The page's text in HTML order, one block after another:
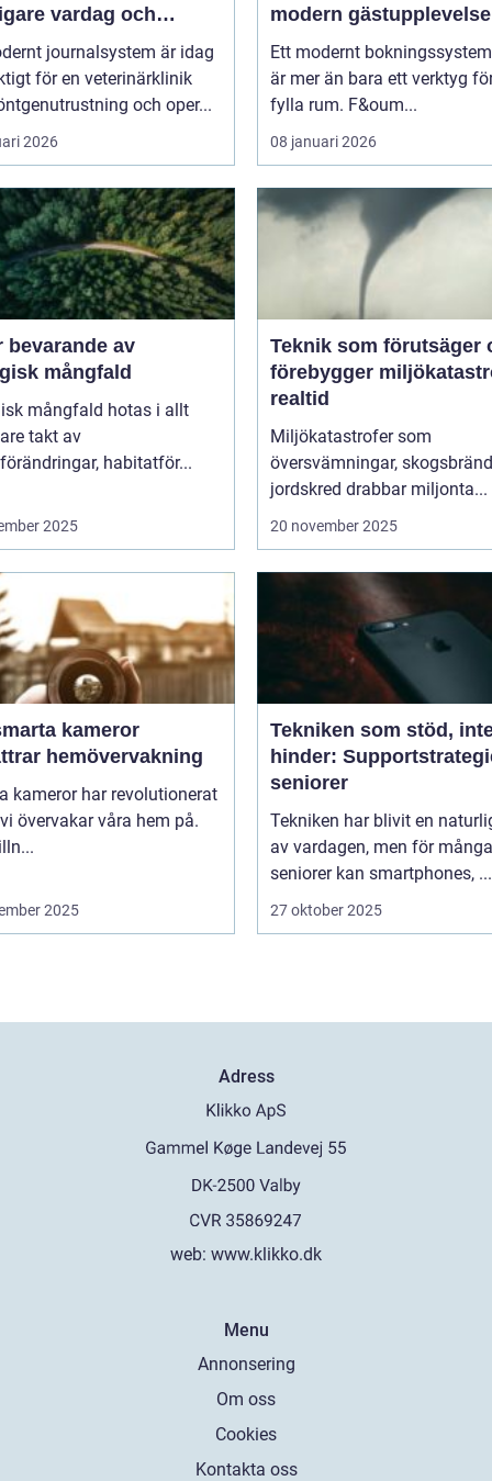
vardag och
vård
journalsystem är idag
för en veterinärklinik
och oper...
2026
modern gästupplevelse
Ett modernt
är mer än bara ett verktyg
fylla rum. F&oum...
08 januari 2026
bevarande av
mångfald
mångfald hotas i allt
takt av
habitatför...
2025
Teknik som förutsäger
förebygger
realtid
Miljökatastrofer som
översvämningar,
jordskred drabbar miljonta...
20 november 2025
kameror
hemövervakning
kameror har revolutionerat
övervakar våra hem på.
2025
Tekniken som stöd,
hinder:
seniorer
Tekniken har blivit en
av vardagen, men för många
seniorer kan smartphones, ...
27 oktober 2025
Adress
web: www.klikko.dk
Menu
Annonsering
Om oss
Cookies
Kontakta oss